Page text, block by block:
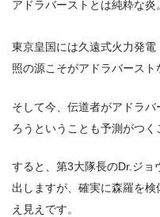
アドラバーストとは純粋な炎
東京皇国には久遠式火力発電
照の源こそがアドラバースト
そして今、伝道者がアドラ
ろうということも予測がつく
すると、第3大隊長のDr.ジョ
出しますが、確実に森羅を
え見えです。